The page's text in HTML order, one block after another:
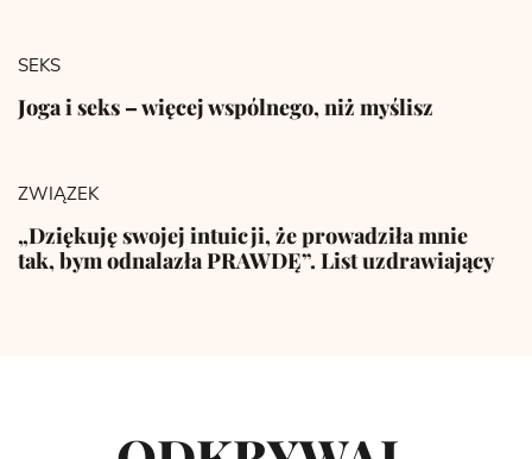
SEKS
Joga i seks – więcej wspólnego, niż myślisz
ZWIĄZEK
„Dziękuję swojej intuicji, że prowadziła mnie
tak, bym odnalazła PRAWDĘ”. List uzdrawiający